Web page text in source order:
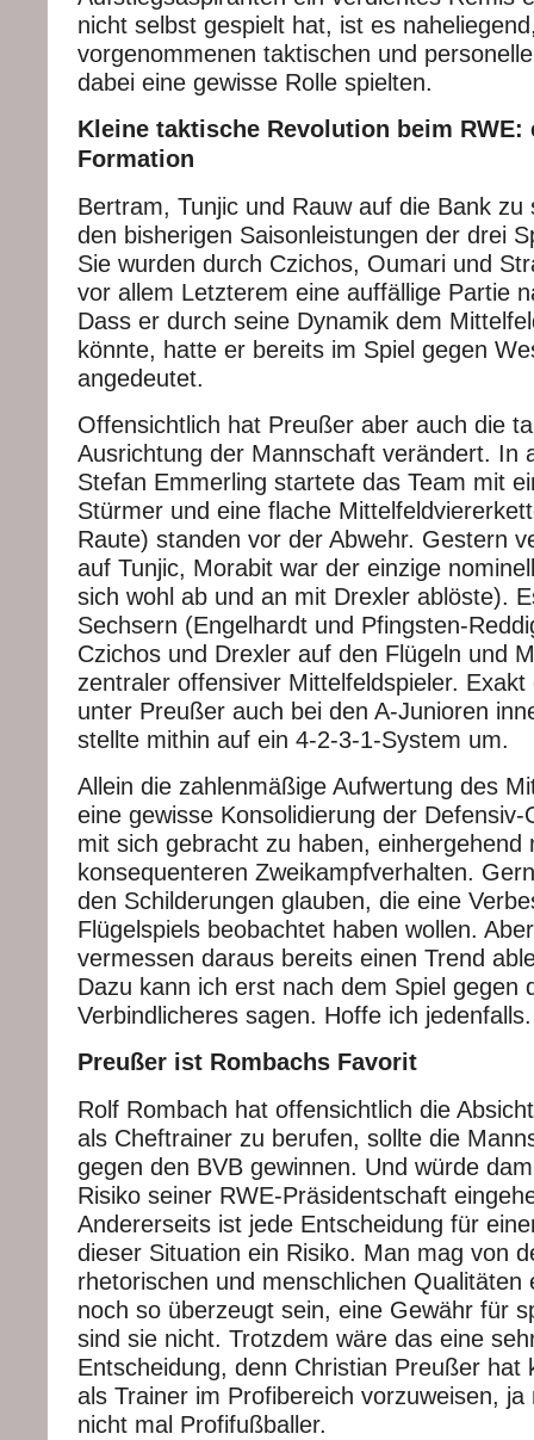
nicht selbst gespielt hat, ist es
vorgenommenen taktischen und
dabei eine gewisse Rolle spielten.
Kleine taktische Revolution beim RWE:
Formation
Bertram, Tunjic und Rauw auf die Bank zu
den bisherigen Saisonleistungen der drei
Sie wurden durch Czichos, Oumari und
vor allem Letzterem eine auffällige Partie
Dass er durch seine Dynamik dem
könnte, hatte er bereits im Spiel gegen
angedeutet.
Offensichtlich hat Preußer aber auch die
Ausrichtung der Mannschaft verändert. In
Stefan Emmerling startete das Team mit
Stürmer und eine flache
Raute) standen vor der Abwehr. Gestern
auf Tunjic, Morabit war der einzige
sich wohl ab und an mit Drexler ablöste).
Sechsern (Engelhardt und Pfingsten-
Czichos und Drexler auf den Flügeln und
zentraler offensiver Mittelfeldspieler.
unter Preußer auch bei den A-Junioren
stellte mithin auf ein 4-2-3-1-System um.
Allein die zahlenmäßige Aufwertung des
eine gewisse Konsolidierung der Defensiv-
mit sich gebracht zu haben, einhergehend
konsequenteren Zweikampfverhalten.
den Schilderungen glauben, die eine
Flügelspiels beobachtet haben wollen.
vermessen daraus bereits einen Trend
Dazu kann ich erst nach dem Spiel gegen
Verbindlicheres sagen. Hoffe ich jedenfalls.
Preußer ist Rombachs Favorit
Rolf Rombach hat offensichtlich die
als Cheftrainer zu berufen, sollte die
gegen den BVB gewinnen. Und würde
Risiko seiner RWE-Präsidentschaft
Andererseits ist jede Entscheidung für
dieser Situation ein Risiko. Man mag von
rhetorischen und menschlichen Qualitäten
noch so überzeugt sein, eine Gewähr für
sind sie nicht. Trotzdem wäre das eine
Entscheidung, denn Christian Preußer hat
als Trainer im Profibereich vorzuweisen,
nicht mal Profifußballer.